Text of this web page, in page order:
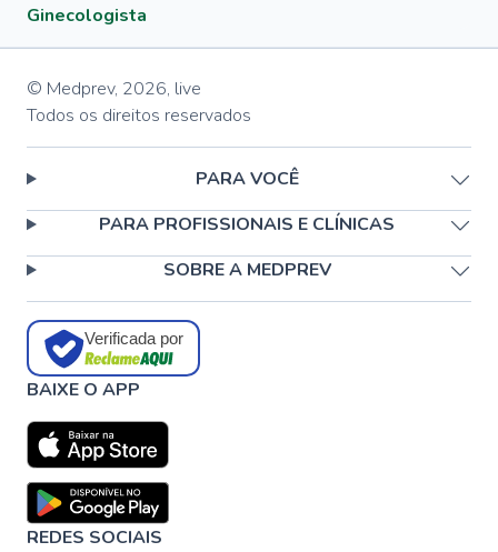
Ginecologista
© Medprev, 2026, live
Todos os direitos reservados
PARA VOCÊ
PARA PROFISSIONAIS E CLÍNICAS
SOBRE A MEDPREV
Verificada por
BAIXE O APP
REDES SOCIAIS